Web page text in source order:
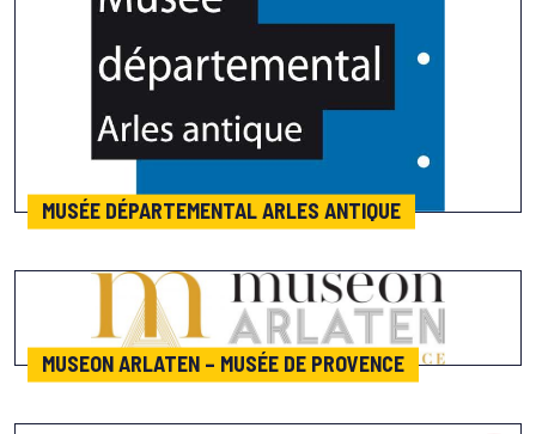
MUSÉE DÉPARTEMENTAL ARLES ANTIQUE
MUSEON ARLATEN – MUSÉE DE PROVENCE